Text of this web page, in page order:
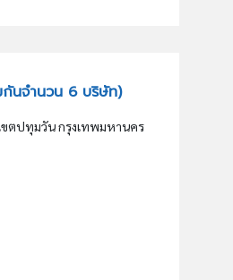
นจำนวน 6 บริษัท)
ตปทุมวัน กรุงเทพมหานคร